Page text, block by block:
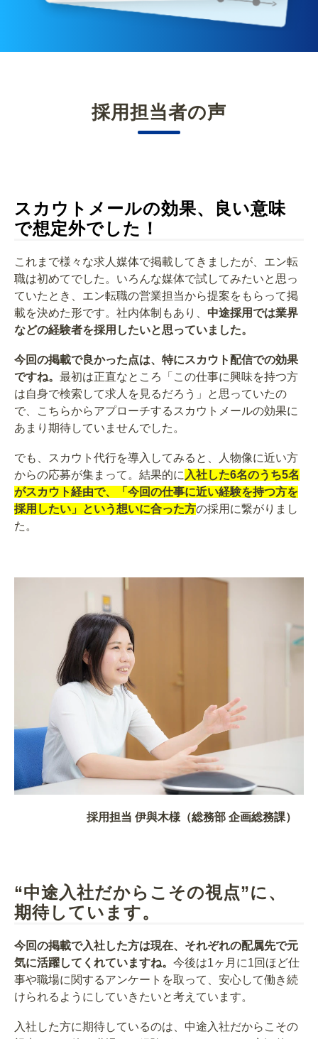
採用担当者の声
スカウトメールの効果、良い意味
で想定外でした！
これまで様々な求人媒体で掲載してきましたが、エン転
職は初めてでした。いろんな媒体で試してみたいと思っ
ていたとき、エン転職の営業担当から提案をもらって掲
載を決めた形です。社内体制もあり、 中途採用では業界
などの経験者を採用したいと思っていました。
今回の掲載で良かった点は、特にスカウト配信での効果
ですね。 最初は正直なところ「この仕事に興味を持つ方
は自身で検索して求人を見るだろう」と思っていたの
で、こちらからアプローチするスカウトメールの効果に
あまり期待していませんでした。
でも、スカウト代行を導入してみると、人物像に近い方
からの応募が集まって。結果的に 入社した6名のうち5名
がスカウト経由で、「今回の仕事に近い経験を持つ方を
採用したい」という想いに合った方の採用に繋がりまし
た。
採用担当 伊與木様（総務部 企画総務課）
“中途入社だからこその視点”に、
期待しています。
今回の掲載で入社した方は現在、それぞれの配属先で元
気に活躍してくれていますね。 今後は1ヶ月に1回ほど仕
事や職場に関するアンケートを取って、安心して働き続
けられるようにしていきたいと考えています。
入社した方に期待しているのは、中途入社だからこその